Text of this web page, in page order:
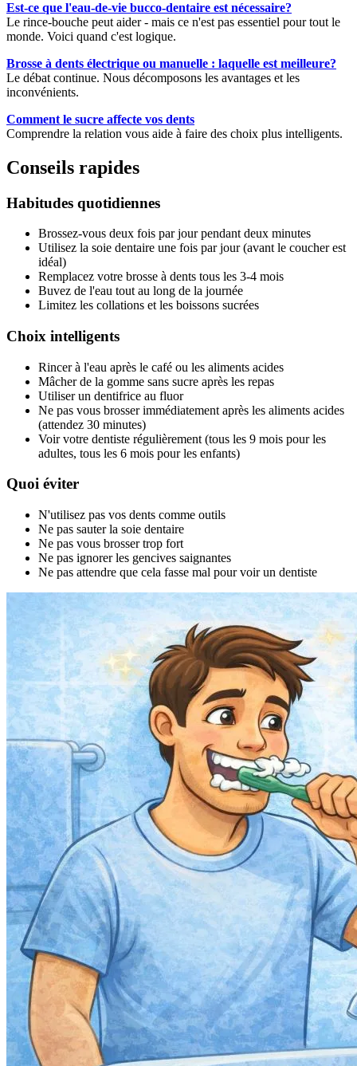
Est-ce que l'eau-de-vie bucco-dentaire est nécessaire?
Le rince-bouche peut aider - mais ce n'est pas essentiel pour tout le
monde. Voici quand c'est logique.
Brosse à dents électrique ou manuelle : laquelle est meilleure?
Le débat continue. Nous décomposons les avantages et les
inconvénients.
Comment le sucre affecte vos dents
Comprendre la relation vous aide à faire des choix plus intelligents.
Conseils rapides
Habitudes quotidiennes
Brossez-vous deux fois par jour pendant deux minutes
Utilisez la soie dentaire une fois par jour (avant le coucher est
idéal)
Remplacez votre brosse à dents tous les 3-4 mois
Buvez de l'eau tout au long de la journée
Limitez les collations et les boissons sucrées
Choix intelligents
Rincer à l'eau après le café ou les aliments acides
Mâcher de la gomme sans sucre après les repas
Utiliser un dentifrice au fluor
Ne pas vous brosser immédiatement après les aliments acides
(attendez 30 minutes)
Voir votre dentiste régulièrement (tous les 9 mois pour les
adultes, tous les 6 mois pour les enfants)
Quoi éviter
N'utilisez pas vos dents comme outils
Ne pas sauter la soie dentaire
Ne pas vous brosser trop fort
Ne pas ignorer les gencives saignantes
Ne pas attendre que cela fasse mal pour voir un dentiste